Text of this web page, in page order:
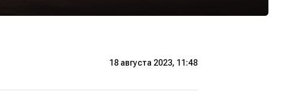
18 августа 2023, 11:48